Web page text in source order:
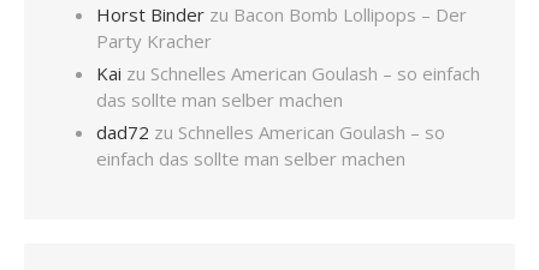
Horst Binder zu Bacon Bomb Lollipops – Der
Party Kracher
Kai zu Schnelles American Goulash – so einfach
das sollte man selber machen
dad72 zu Schnelles American Goulash – so
einfach das sollte man selber machen